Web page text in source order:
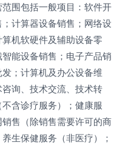
围包括一般项目：软件开
计算器设备销售；网络设
机软硬件及辅助设备零
能设备销售；电子产品销
；计算机及办公设备维
询、技术交流、技术转
含诊疗服务）；健康服
售（除销售需要许可的商
生保健服务（非医疗）；